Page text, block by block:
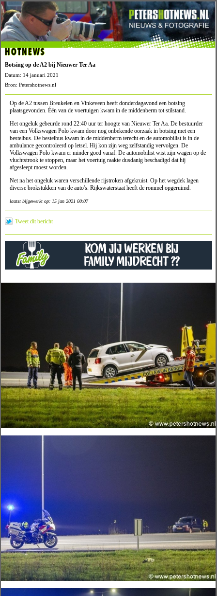
HOTNEWS
Botsing op de A2 bij Nieuwer Ter Aa
Datum: 14 januari 2021
Bron: Petershotnews.nl
Op de A2 tussen Breukelen en Vinkeveen heeft donderdagavond een botsing
plaatsgevonden. Één van de voertuigen kwam in de middenberm tot stilstand.
Het ongeluk gebeurde rond 22:40 uur ter hoogte van Nieuwer Ter Aa. De bestuurder
van een Volkswagen Polo kwam door nog onbekende oorzaak in botsing met een
bestelbus. De bestelbus kwam in de middenberm terecht en de automobilist is in de
ambulance gecontroleerd op letsel. Hij kon zijn weg zelfstandig vervolgen. De
Volkswagen Polo kwam er minder goed vanaf. De automobilist wist zijn wagen op de
vluchtstrook te stoppen, maar het voertuig raakte dusdanig beschadigd dat hij
afgesleept moest worden.
Net na het ongeluk waren verschillende rijstroken afgekruist. Op het wegdek lagen
diverse brokstukken van de auto's. Rijkswaterstaat heeft de rommel opgeruimd.
laatst bijgewerkt op: 15 jan 2021 00:07
Tweet dit bericht